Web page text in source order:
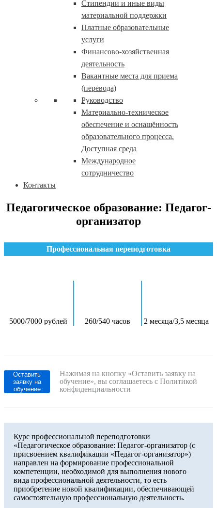
Стипендии и иные виды
материальной поддержки
Платные образовательные
услуги
Финансово-хозяйственная
деятельность
Вакантные места для приема
(перевода)
Руководство
Материально-техническое
обеспечение и оснащённость
образовательного процесса.
Доступная среда
Международное
сотрудничество
Контакты
Педагогическое образование: Педагог-
организатор
Профессиональная переподготовка
5000/7000 рублей 260/540 часов 2 месяца/3,5 месяца
Оставить
заявку на
обучение
Нажимая на кнопку «Оставить заявку на
обучение», вы соглашаетесь с Политикой
конфиденциальности
Курс профессиональной переподготовки
«Педагогическое образование: Педагог-организатор (с
присвоением квалификации «Педагог-организатор»)
направлен на формирование профессиональной
компетенции, необходимой для выполнения нового
вида профессиональной деятельности, то есть
приобретение новой квалификации, обеспечивающей
самостоятельную профессиональную деятельность.